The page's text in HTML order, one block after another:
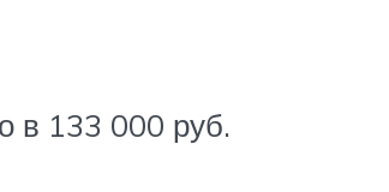
в 133 000 руб.